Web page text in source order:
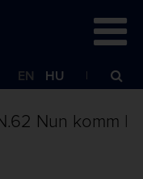
EN HU
Nun komm |